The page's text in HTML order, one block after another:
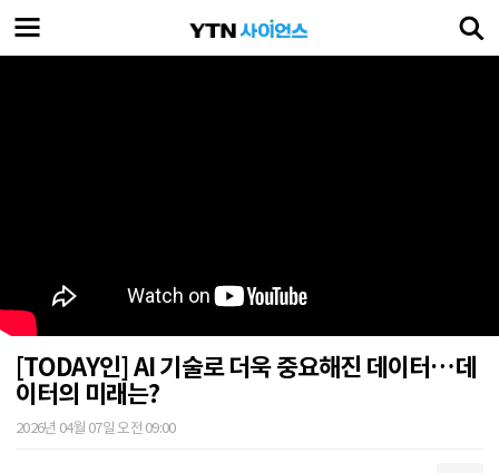
[TODAY인] AI 기술로 더욱 중요해진 데이터…데
이터의 미래는?
2026년 04월 07일 오전 09:00